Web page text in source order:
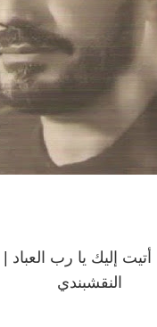
إليك يا رب العباد
النقشبندي